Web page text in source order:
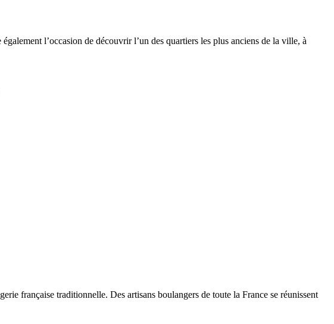
l’occasion de découvrir l’un des quartiers les plus anciens de la ville, à
française traditionnelle. Des artisans boulangers de toute la France se réunissent